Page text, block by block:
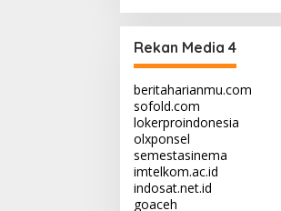
Rekan Media 4
beritaharianmu.com
sofold.com
lokerproindonesia
olxponsel
semestasinema
imtelkom.ac.id
indosat.net.id
goaceh